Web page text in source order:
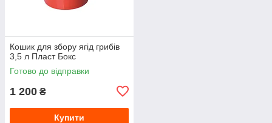
Кошик для збору ягід грибів
3,5 л Пласт Бокс
Готово до відправки
1 200 ₴
Купити